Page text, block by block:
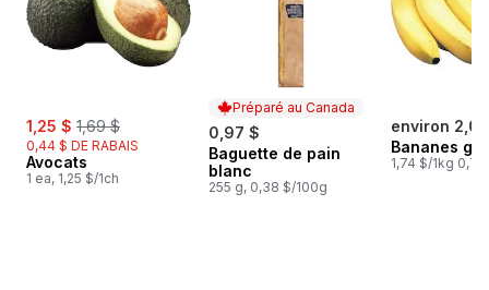
sale:
1,25 $ , formerly:
1,69 $
0,44 $ DE RABAIS
Avocats
1 ea, 1,25 $/1ch
Préparé au Canada
0,97 $
Préparé au Canada
Baguette de pain
blanc
255 g, 0,38 $/100g
environ
Bananes
1,74 $/1kg